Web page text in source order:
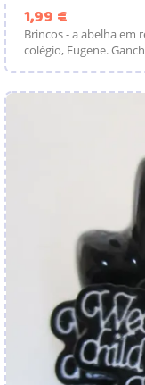
1,99 €
Brincos - a abelha em
colégio, Eugene.